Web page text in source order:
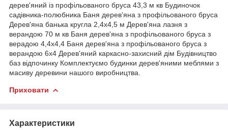
дерев'яний із профільованого бруса 43,3 м кв Будиночок
садівника-полюбника Баня дерев'яна з профільованого бруса
Дерев'яна банька кругла 2,4х4,5 м Дерев'яна лазня з
верандою 70 м кв Баня дерев'яна з профільованого бруса з
верадою 4,4х4,4 Баня дерев'яна з профільованого бруса з
верандою 6х4 Дерев'яний каркасно-захисний дім Будівництво
баз відпочинку Комплектуємо будинки дерев'яними меблями з
масиву деревини нашого виробництва.
Приховати
Характеристики